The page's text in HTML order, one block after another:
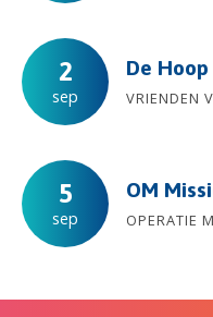
2
sep
De
VRIENDEN
5
sep
OM
OPERATIE